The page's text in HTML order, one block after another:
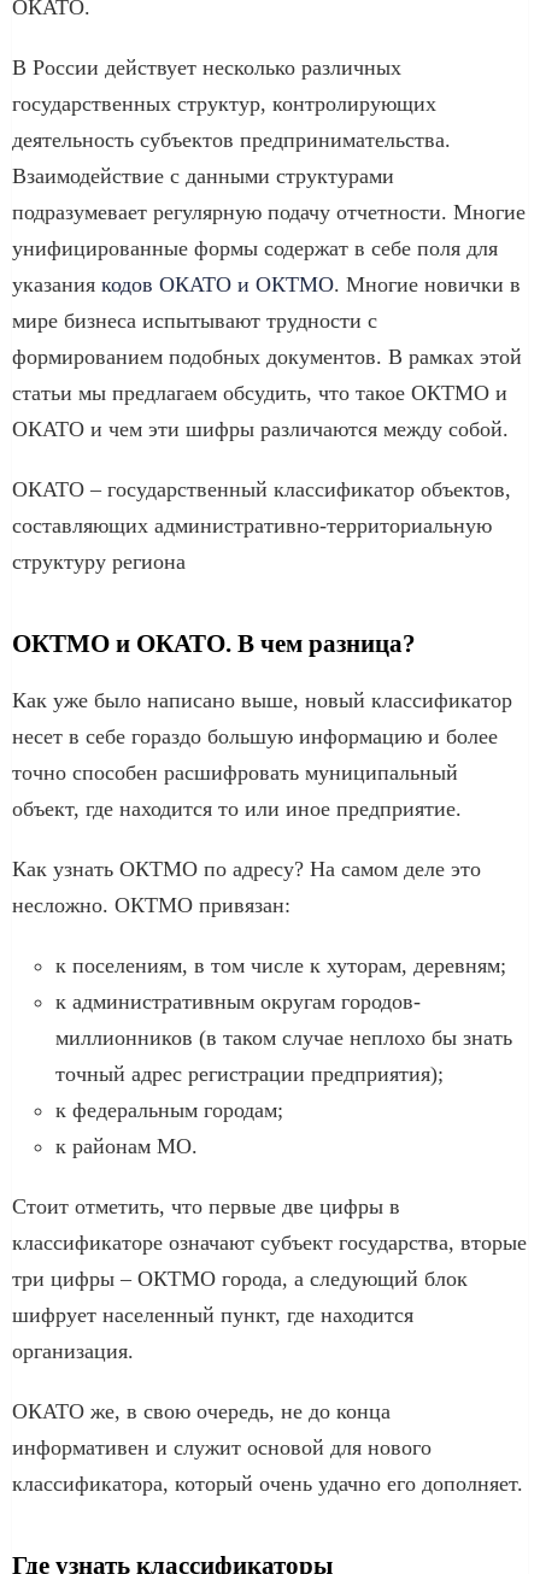
ОКАТО.
В России действует несколько различных
государственных структур, контролирующих
деятельность субъектов предпринимательства.
Взаимодействие с данными структурами
подразумевает регулярную подачу отчетности. Многие
унифицированные формы содержат в себе поля для
указания кодов ОКАТО и ОКТМО. Многие новички в
мире бизнеса испытывают трудности с
формированием подобных документов. В рамках этой
статьи мы предлагаем обсудить, что такое ОКТМО и
ОКАТО и чем эти шифры различаются между собой.
ОКАТО – государственный классификатор объектов,
составляющих административно-территориальную
структуру региона
ОКТМО и ОКАТО. В чем разница?
Как уже было написано выше, новый классификатор
несет в себе гораздо большую информацию и более
точно способен расшифровать муниципальный
объект, где находится то или иное предприятие.
Как узнать ОКТМО по адресу? На самом деле это
несложно. ОКТМО привязан:
к поселениям, в том числе к хуторам, деревням;
к административным округам городов-
миллионников (в таком случае неплохо бы знать
точный адрес регистрации предприятия);
к федеральным городам;
к районам МО.
Стоит отметить, что первые две цифры в
классификаторе означают субъект государства, вторые
три цифры – ОКТМО города, а следующий блок
шифрует населенный пункт, где находится
организация.
ОКАТО же, в свою очередь, не до конца
информативен и служит основой для нового
классификатора, который очень удачно его дополняет.
Где узнать классификаторы